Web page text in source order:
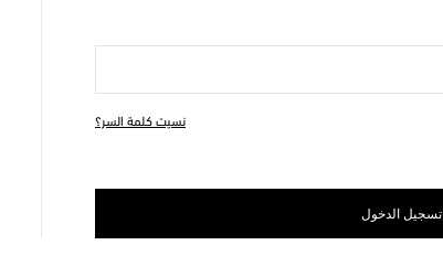
نسيت كلمة السر؟
تسجيل الدخول